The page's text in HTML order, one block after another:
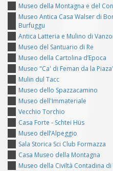
Museo della Montagna e del
Museo Antica Casa Walser di
Burfuggu
Antica Latteria e Mulino di
Museo del Santuario di Re
Museo della Cartolina d’Epoca
Museo "Ca' di Feman da la
Mulin dul Tacc
Museo dello Spazzacamino
Museo dell'Immateriale
Vecchio Torchio
Casa Forte - Schtei Hüs
Museo dell’Alpeggio
Sala Storica Sci Club Formazza
Casa Museo della Montagna
Museo della Civiltà Contadina